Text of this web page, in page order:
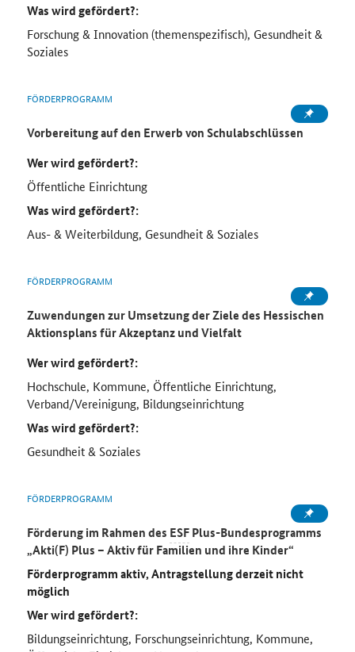
Was wird gefördert?:
Forschung & Innovation (themenspezifisch), Gesundheit &
Soziales
FÖRDERPROGRAMM
Vorbereitung auf den Erwerb von Schulabschlüssen
Wer wird gefördert?:
Öffentliche Einrichtung
Was wird gefördert?:
Aus- & Weiterbildung, Gesundheit & Soziales
FÖRDERPROGRAMM
Zuwendungen zur Umsetzung der Ziele des Hessischen
Aktionsplans für Akzeptanz und Vielfalt
Wer wird gefördert?:
Hochschule, Kommune, Öffentliche Einrichtung,
Verband/Vereinigung, Bildungseinrichtung
Was wird gefördert?:
Gesundheit & Soziales
FÖRDERPROGRAMM
Förderung im Rahmen des ESFPlus-Bundesprogramms
„Akti(F) Plus – Aktiv für Familien und ihre Kinder“
Förderprogramm aktiv, Antragstellung derzeit nicht
möglich
Wer wird gefördert?:
Bildungseinrichtung, Forschungseinrichtung, Kommune,